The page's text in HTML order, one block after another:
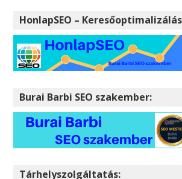
HonlapSEO –
Burai Barbi SEO szakember:
Tárhelyszolgáltatás: